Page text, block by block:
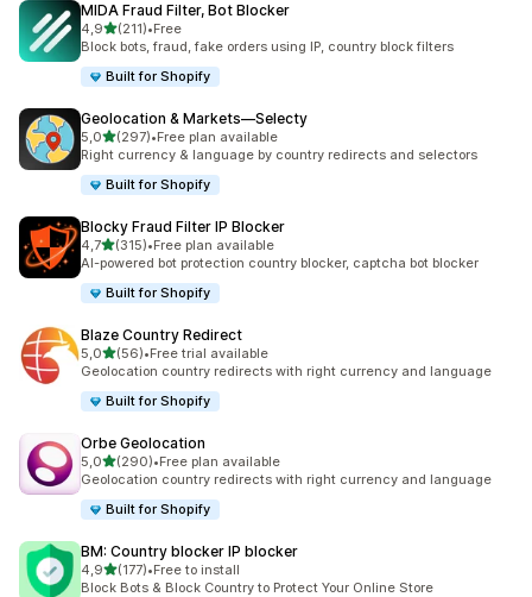
MIDA Fraud Filter, Bot Blocker
4,9z 5 hvězd
(211)
Celkový počet recenzí: 211
•Free
Block bots, fraud, fake orders using IP, country block filters
Built for Shopify
Geolocation & Markets—Selecty
5,0z 5 hvězd
(297)
Celkový počet recenzí: 297
•Free plan available
Right currency & language by country redirects and selectors
Built for Shopify
Blocky Fraud Filter IP Blocker
4,7z 5 hvězd
(315)
Celkový počet recenzí: 315
•Free plan available
AI-powered bot protection country blocker, captcha bot blocker
Built for Shopify
Blaze Country Redirect
5,0z 5 hvězd
(56)
Celkový počet recenzí: 56
•Free trial available
Geolocation country redirects with right currency and language
Built for Shopify
Orbe Geolocation
5,0z 5 hvězd
(290)
Celkový počet recenzí: 290
•Free plan available
Geolocation country redirects with right currency and language
Built for Shopify
BM: Country blocker IP blocker
4,9z 5 hvězd
(177)
Celkový počet recenzí: 177
•Free to install
Block Bots & Block Country to Protect Your Online Store